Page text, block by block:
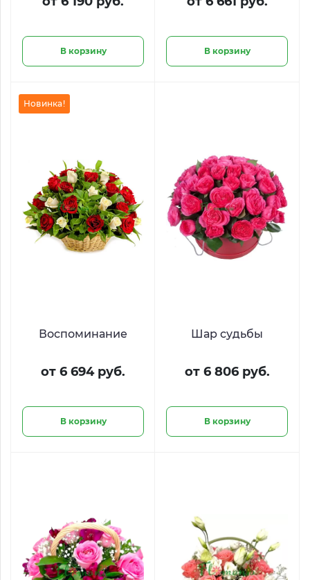
В корзину В корзину
Воспоминание
от 6 694 руб.
В корзину
Новинка!
Шар судьбы
от 6 806 руб.
В корзину